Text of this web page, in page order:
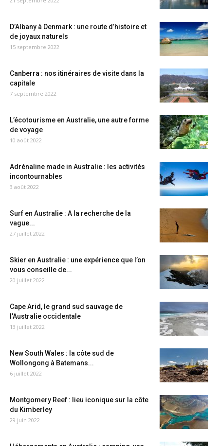
D’Albany à Denmark : une route d’histoire et
de joyaux naturels
15 septembre 2022
Canberra : nos itinéraires de visite dans la
capitale
7 septembre 2022
L’écotourisme en Australie, une autre forme
de voyage
10 août 2022
Adrénaline made in Australie : les activités
incontournables
3 août 2022
Surf en Australie : A la recherche de la
vague...
27 juillet 2022
Skier en Australie : une expérience que l’on
vous conseille de...
20 juillet 2022
Cape Arid, le grand sud sauvage de
l’Australie occidentale
13 juillet 2022
New South Wales : la côte sud de
Wollongong à Batemans...
6 juillet 2022
Montgomery Reef : lieu iconique sur la côte
du Kimberley
29 juin 2022